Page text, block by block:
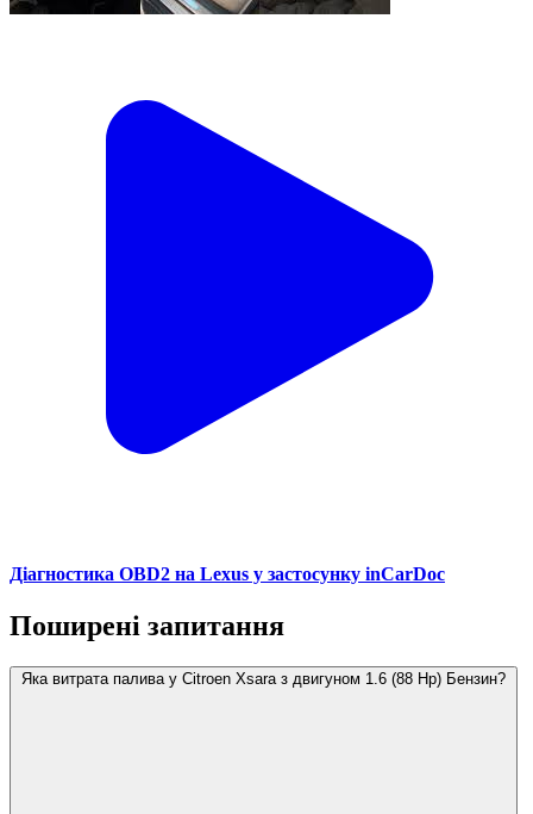
Діагностика OBD2 на Lexus у застосунку inCarDoc
Поширені запитання
Яка витрата палива у Citroen Xsara з двигуном 1.6 (88 Hp) Бензин?